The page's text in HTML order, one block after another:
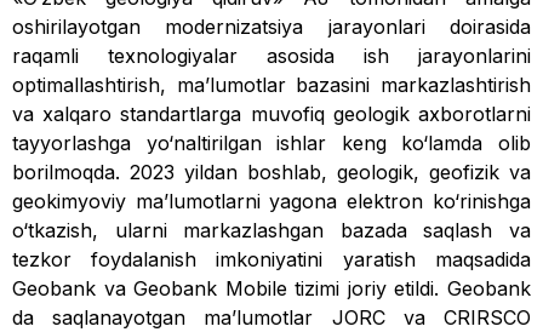
oshirilayotgan modernizatsiya jarayonlari doirasida
raqamli texnologiyalar asosida ish jarayonlarini
optimallashtirish, maʼlumotlar bazasini markazlashtirish
va xalqaro standartlarga muvofiq geologik axborotlarni
tayyorlashga yo‘naltirilgan ishlar keng ko‘lamda olib
borilmoqda. 2023 yildan boshlab, geologik, geofizik va
geokimyoviy maʼlumotlarni yagona elektron ko‘rinishga
o‘tkazish, ularni markazlashgan bazada saq­lash va
tezkor foydalanish imkoniyatini yaratish maqsadida
Geobank va Geobank Mobile tizimi joriy etildi. Geobank
da saqlanayotgan maʼlumotlar JORC va CRIRSCO